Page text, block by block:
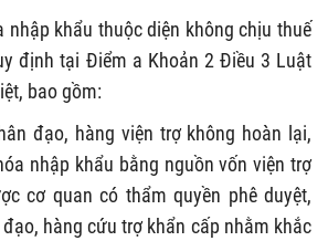
nhập khẩu thuộc diện không chịu thuế
định tại Điểm a Khoản 2 Điều 3 Luật
bao gồm:
đạo, hàng viện trợ không hoàn lại,
nhập khẩu bằng nguồn vốn viện trợ
cơ quan có thẩm quyền phê duyệt,
hàng cứu trợ khẩn cấp nhằm khắc